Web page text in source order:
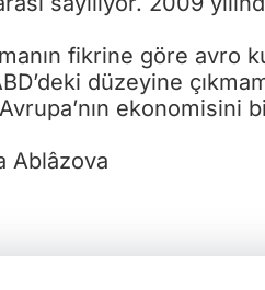
fikrine göre avro
düzeyine
ekonomisini
Ablâzova